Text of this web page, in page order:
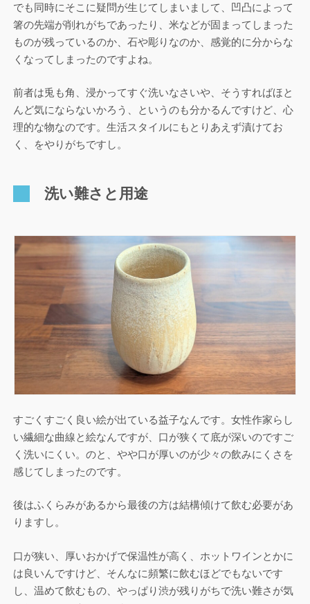
でも同時にそこに疑問が生じてしまいまして、凹凸によって
箸の先端が削れがちであったり、米などが固まってしまった
ものが残っているのか、石や彫りなのか、感覚的に分からな
くなってしまったのですよね。
前者は兎も角、浸かってすぐ洗いなさいや、そうすればほと
んど気にならないかろう、というのも分かるんですけど、心
理的な物なのです。生活スタイルにもとりあえず漬けてお
く、をやりがちですし。
洗い難さと用途
すごくすごく良い絵が出ている益子なんです。女性作家らし
い繊細な曲線と絵なんですが、口が狭くて底が深いのですご
く洗いにくい。のと、やや口が厚いのが少々の飲みにくさを
感じてしまったのです。
後はふくらみがあるから最後の方は結構傾けて飲む必要があ
りますし。
口が狭い、厚いおかげで保温性が高く、ホットワインとかに
は良いんですけど、そんなに頻繁に飲むほどでもないです
し、温めて飲むもの、やっぱり渋が残りがちで洗い難さが気